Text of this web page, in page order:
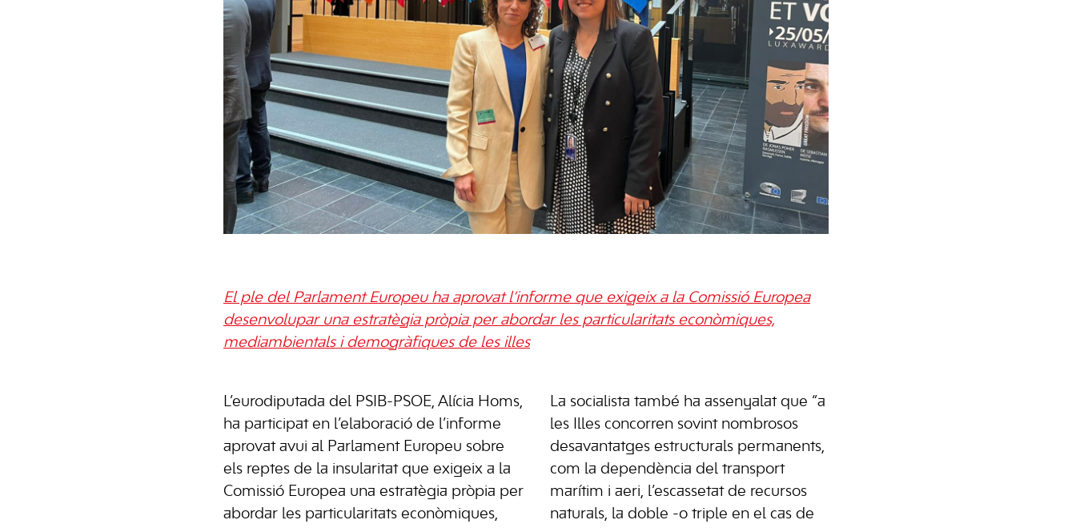
El ple del Parlament Europeu ha aprovat l’informe que exigeix a la Comissió Europea
desenvolupar una estratègia pròpia per abordar les particularitats econòmiques,
mediambientals i demogràfiques de les illes
L’eurodiputada del PSIB-PSOE, Alícia Homs,
ha participat en l’elaboració de l’informe
aprovat avui al Parlament Europeu sobre
els reptes de la insularitat que exigeix a la
Comissió Europea una estratègia pròpia per
abordar les particularitats econòmiques,
La socialista també ha assenyalat que “a
les Illes concorren sovint nombrosos
desavantatges estructurals permanents,
com la dependència del transport
marítim i aeri, l’escassetat de recursos
naturals, la doble -o triple en el cas de